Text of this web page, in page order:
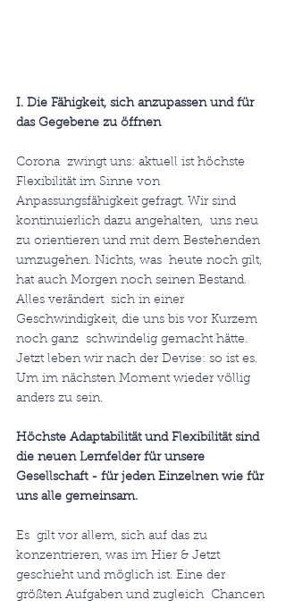
I. Die Fähigkeit, sich anzupassen und für
das Gegebene zu öffnen
Corona  zwingt uns: aktuell ist höchste
Flexibilität im Sinne von
Anpassungsfähigkeit gefragt. Wir sind
kontinuierlich dazu angehalten,  uns neu
zu orientieren und mit dem Bestehenden
umzugehen. Nichts, was  heute noch gilt,
hat auch Morgen noch seinen Bestand.
Alles verändert  sich in einer
Geschwindigkeit, die uns bis vor Kurzem
noch ganz  schwindelig gemacht hätte.
Jetzt leben wir nach der Devise: so ist es.
Um im nächsten Moment wieder völlig
anders zu sein.
Höchste Adaptabilität und Flexibilität sind
die neuen Lernfelder für unsere
Gesellschaft - für jeden Einzelnen wie für
uns alle gemeinsam.
Es  gilt vor allem, sich auf das zu
konzentrieren, was im Hier & Jetzt
geschieht und möglich ist. Eine der
größten Aufgaben und zugleich  Chancen